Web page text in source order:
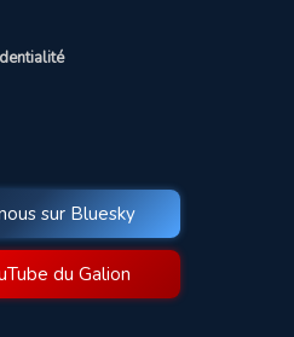
sur Bluesky
du Galion